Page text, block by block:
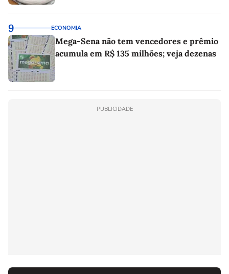
9 ECONOMIA
Mega-Sena não tem vencedores e prêmio
acumula em R$ 135 milhões; veja dezenas
PUBLICIDADE